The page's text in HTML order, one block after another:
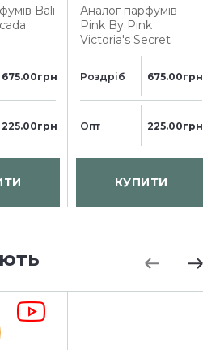
Bali
675.00грн
225.00грн
Аналог парфумів
Pink By Pink
Victoria's Secret
Роздріб 675.00грн
Опт 225.00грн
КУПИТИ